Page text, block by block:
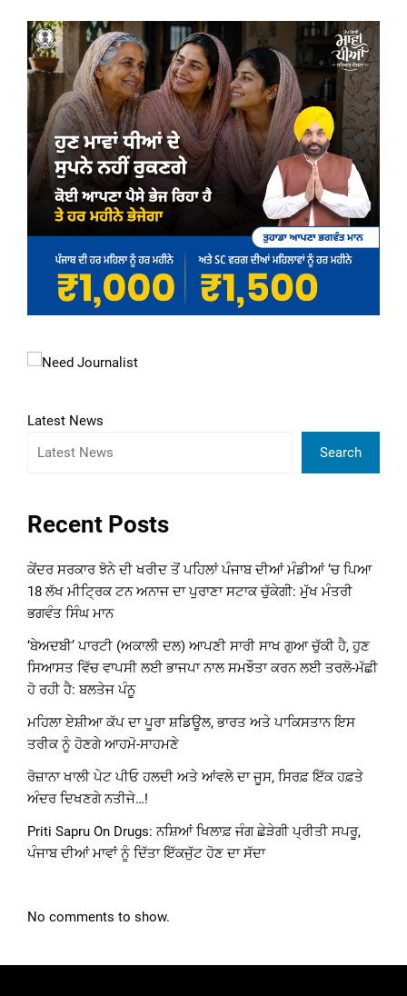
Latest News
Search
Recent Posts
ਕੇਂਦਰ ਸਰਕਾਰ ਝੋਨੇ ਦੀ ਖਰੀਦ ਤੋਂ ਪਹਿਲਾਂ ਪੰਜਾਬ ਦੀਆਂ ਮੰਡੀਆਂ ‘ਚ ਪਿਆ
18 ਲੱਖ ਮੀਟ੍ਰਿਕ ਟਨ ਅਨਾਜ ਦਾ ਪੁਰਾਣਾ ਸਟਾਕ ਚੁੱਕੇਗੀ: ਮੁੱਖ ਮੰਤਰੀ
ਭਗਵੰਤ ਸਿੰਘ ਮਾਨ
‘ਬੇਅਦਬੀ’ ਪਾਰਟੀ (ਅਕਾਲੀ ਦਲ) ਆਪਣੀ ਸਾਰੀ ਸਾਖ ਗੁਆ ਚੁੱਕੀ ਹੈ, ਹੁਣ
ਸਿਆਸਤ ਵਿੱਚ ਵਾਪਸੀ ਲਈ ਭਾਜਪਾ ਨਾਲ ਸਮਝੌਤਾ ਕਰਨ ਲਈ ਤਰਲੋ-ਮੱਛੀ
ਹੋ ਰਹੀ ਹੈ: ਬਲਤੇਜ ਪੰਨੂ
ਮਹਿਲਾ ਏਸ਼ੀਆ ਕੱਪ ਦਾ ਪੂਰਾ ਸ਼ਡਿਊਲ, ਭਾਰਤ ਅਤੇ ਪਾਕਿਸਤਾਨ ਇਸ
ਤਰੀਕ ਨੂੰ ਹੋਣਗੇ ਆਹਮੋ-ਸਾਹਮਣੇ
ਰੋਜ਼ਾਨਾ ਖਾਲੀ ਪੇਟ ਪੀਓ ਹਲਦੀ ਅਤੇ ਆਂਵਲੇ ਦਾ ਜੂਸ, ਸਿਰਫ਼ ਇੱਕ ਹਫ਼ਤੇ
ਅੰਦਰ ਦਿਖਣਗੇ ਨਤੀਜੇ…!
Priti Sapru On Drugs: ਨਸ਼ਿਆਂ ਖਿਲਾਫ਼ ਜੰਗ ਛੇੜੇਗੀ ਪ੍ਰੀਤੀ ਸਪਰੂ,
ਪੰਜਾਬ ਦੀਆਂ ਮਾਵਾਂ ਨੂੰ ਦਿੱਤਾ ਇੱਕਜੁੱਟ ਹੋਣ ਦਾ ਸੱਦਾ
No comments to show.